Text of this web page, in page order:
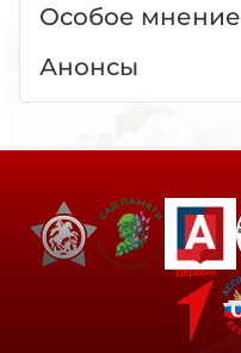
Особое мнение
Анонсы